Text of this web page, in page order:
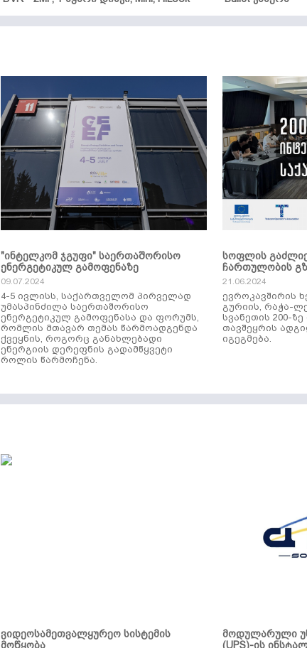
"ინტელკომ ჯგუფი" საერთაშორისო
ენერგეტიკულ გამოფენაზე
09.07.2024
4-5 ივლისს, საქართველომ პირველად
უმასპინძილა საერთაშორისო
ენერგეტიკულ გამოფენასა და ფორუმს,
რომლის მთავარ თემას წარმოადგენდა
ქვეყნის, როგორც განახლებადი
ენერგიის დერეფნის გადამწყვეტი
როლის წარმოჩენა.
სოფლის
ჩართულობის
21.06.2024
ევროკავშირის
გურიის, რაჭა-
სვანეთის 200-
თავშეყრის
იგეგმება.
ვიდეოსამეთვალყურეო სისტემის
მოწყობა
მოდულარული
(UPS)-ის